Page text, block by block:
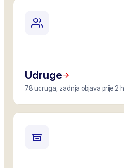
Udruge
78 udruga, zadnja objava prije 2 h